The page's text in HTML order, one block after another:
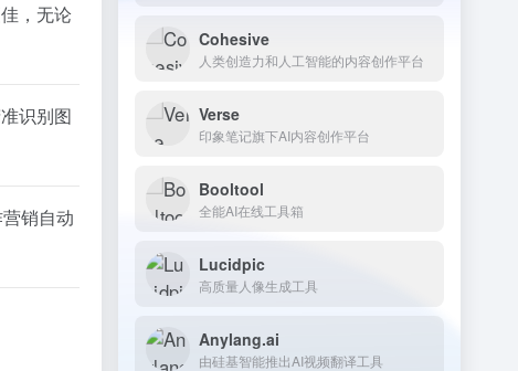
，无论
识别图
销自动
Cohesive
人类创造力和人工智能的内容创作平台
Verse
印象笔记旗下AI内容创作平台
Booltool
全能AI在线工具箱
Lucidpic
高质量人像生成工具
Anylang.ai
由硅基智能推出AI视频翻译工具